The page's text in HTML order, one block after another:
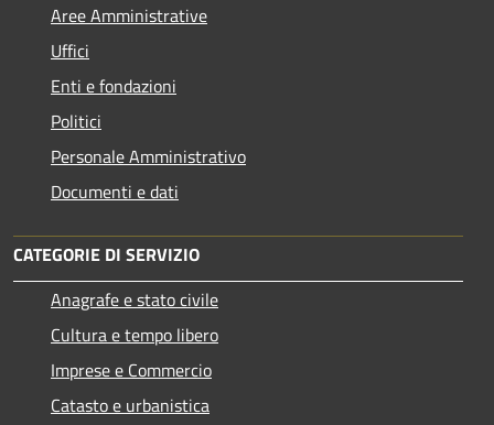
Aree Amministrative
Uffici
Enti e fondazioni
Politici
Personale Amministrativo
Documenti e dati
CATEGORIE DI SERVIZIO
Anagrafe e stato civile
Cultura e tempo libero
Imprese e Commercio
Catasto e urbanistica